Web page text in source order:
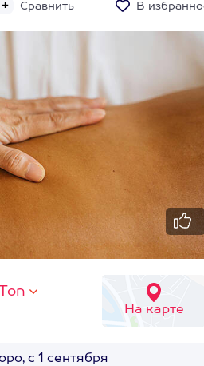
Сравнить В
На карте
с 1 сентября